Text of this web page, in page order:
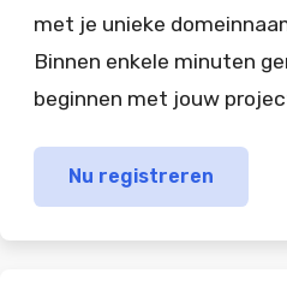
met je unieke
Binnen enkele minuten
beginnen met jouw
Nu registreren